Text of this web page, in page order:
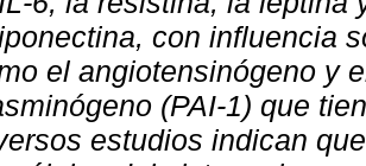
con influencia
el angiotensinógeno y
(PAI-1) que
estudios indican